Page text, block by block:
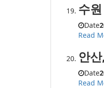
수
Date
Read
안
Date
Read